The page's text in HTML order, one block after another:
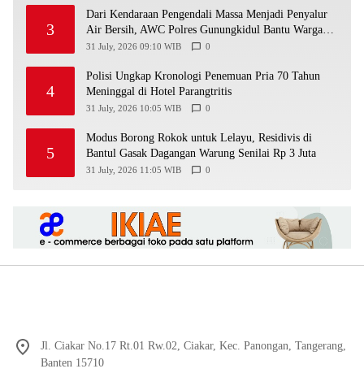
3
Dari Kendaraan Pengendali Massa Menjadi Penyalur
Air Bersih, AWC Polres Gunungkidul Bantu Warga
Kekeringan
31 July, 2026 09:10 WIB 0
4
Polisi Ungkap Kronologi Penemuan Pria 70 Tahun
Meninggal di Hotel Parangtritis
31 July, 2026 10:05 WIB 0
5
Modus Borong Rokok untuk Lelayu, Residivis di
Bantul Gasak Dagangan Warung Senilai Rp 3 Juta
31 July, 2026 11:05 WIB 0
Jl. Ciakar No.17 Rt.01 Rw.02, Ciakar, Kec. Panongan, Tangerang,
Banten 15710